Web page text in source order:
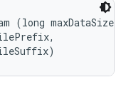
(long maxDataSize,